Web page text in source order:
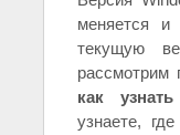
меняется и
текущую
рассмотрим
как
узнаете,